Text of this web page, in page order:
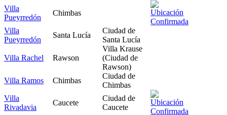
Villa
Pueyrredón
Chimbas
Villa
Pueyrredón
Santa Lucía
Ciudad de
Santa Lucía
Villa Rachel Rawson
Villa Krause
(Ciudad de
Rawson)
Villa Ramos
Chimbas
Ciudad de
Chimbas
Villa
Rivadavia
Caucete
Ciudad de
Caucete